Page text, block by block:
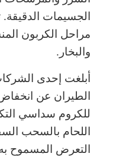
الجسيمات
مراحل الكربون
والبخار.
أبلغت إحدى
للكروم سداسي
اللحام بالسحب
التعرض المسموح